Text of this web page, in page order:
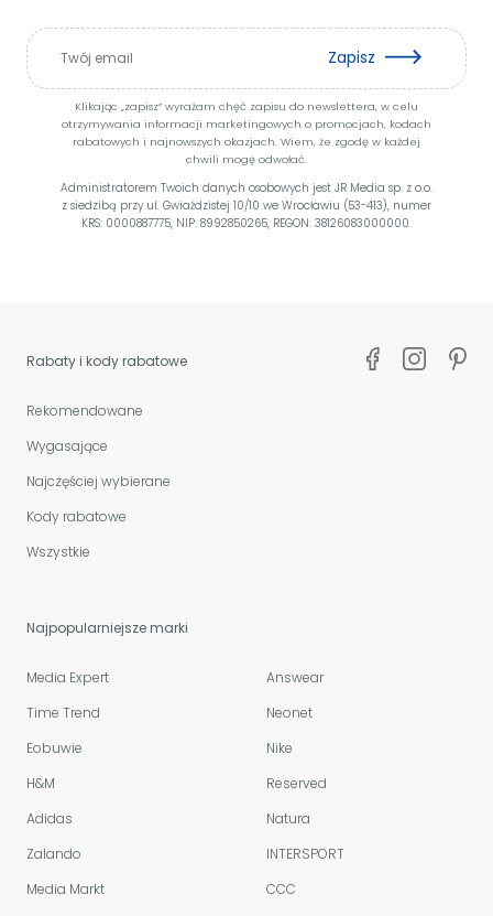
Zapisz
Klikając „zapisz” wyrażam chęć zapisu do newslettera, w celu
otrzymywania informacji marketingowych o promocjach, kodach
rabatowych i najnowszych okazjach. Wiem, że zgodę w każdej
chwili mogę odwołać.
Administratorem Twoich danych osobowych jest JR Media sp. z o.o.
z siedzibą przy ul. Gwiaździstej 10/10 we Wrocławiu (53-413), numer
KRS: 0000887775, NIP: 8992850265, REGON: 38126083000000.
Rabaty i kody rabatowe
Rekomendowane
Wygasające
Najczęściej wybierane
Kody rabatowe
Wszystkie
Najpopularniejsze marki
Media Expert
Time Trend
Eobuwie
H&M
Adidas
Zalando
Media Markt
Answear
Neonet
Nike
Reserved
Natura
INTERSPORT
CCC